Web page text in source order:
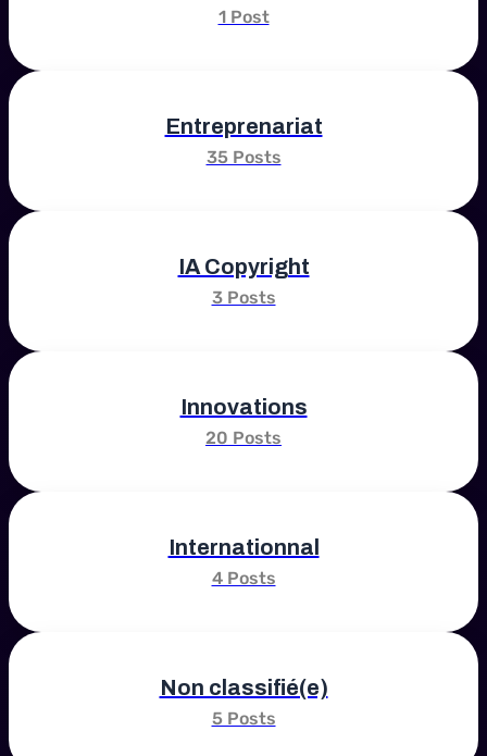
1 Post
Entreprenariat
35 Posts
IA Copyright
3 Posts
Innovations
20 Posts
Internationnal
4 Posts
Non classifié(e)
5 Posts